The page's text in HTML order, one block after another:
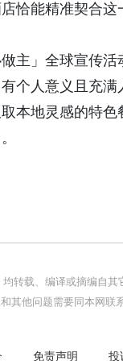
恰能精准契合
主」全球宣传
个人意义且充
本地灵感的特
转载、编译或摘编自
其他问题需要同本网联
免责声明 投